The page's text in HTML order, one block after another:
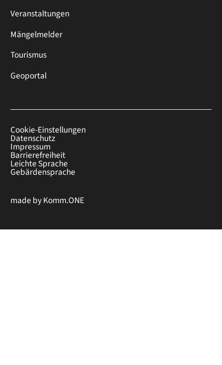
Veranstaltungen
Mängelmelder
Tourismus
Geoportal
Cookie-Einstellungen
Datenschutz
Impressum
Barrierefreiheit
Leichte Sprache
Gebärdensprache
made byKomm.ONE